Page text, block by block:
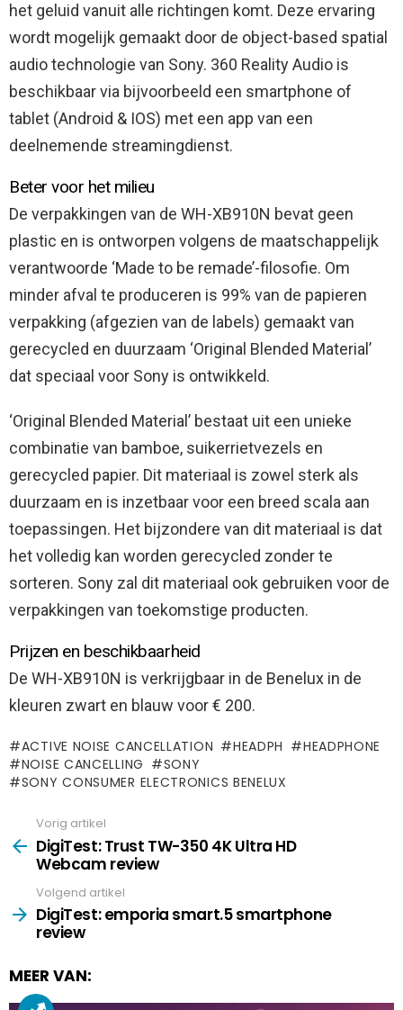
het geluid vanuit alle richtingen komt. Deze ervaring
wordt mogelijk gemaakt door de object-based spatial
audio technologie van Sony. 360 Reality Audio is
beschikbaar via bijvoorbeeld een smartphone of
tablet (Android & IOS) met een app van een
deelnemende streamingdienst.
Beter voor het milieu
De verpakkingen van de WH-XB910N bevat geen
plastic en is ontworpen volgens de maatschappelijk
verantwoorde ‘Made to be remade’-filosofie. Om
minder afval te produceren is 99% van de papieren
verpakking (afgezien van de labels) gemaakt van
gerecycled en duurzaam ‘Original Blended Material’
dat speciaal voor Sony is ontwikkeld.
‘Original Blended Material’ bestaat uit een unieke
combinatie van bamboe, suikerrietvezels en
gerecycled papier. Dit materiaal is zowel sterk als
duurzaam en is inzetbaar voor een breed scala aan
toepassingen. Het bijzondere van dit materiaal is dat
het volledig kan worden gerecycled zonder te
sorteren. Sony zal dit materiaal ook gebruiken voor de
verpakkingen van toekomstige producten.
Prijzen en beschikbaarheid
De WH-XB910N is verkrijgbaar in de Benelux in de
kleuren zwart en blauw voor € 200.
ACTIVE NOISE CANCELLATION HEADPH
HEADPHONE
NOISE CANCELLING
SONY
SONY CONSUMER ELECTRONICS BENELUX
more
Vorig artikel
DigiTest: Trust TW-350 4K Ultra HD
Webcam review
Volgend artikel
DigiTest: emporia smart.5 smartphone
review
MEER VAN: